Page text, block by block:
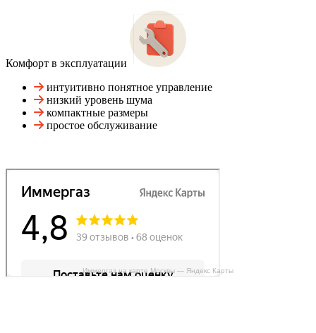
Комфорт в эксплуатации
интуитивно понятное управление
низкий уровень шума
компактные размеры
простое обслуживание
Иммергаз на карте Москвы — Яндекс Карты